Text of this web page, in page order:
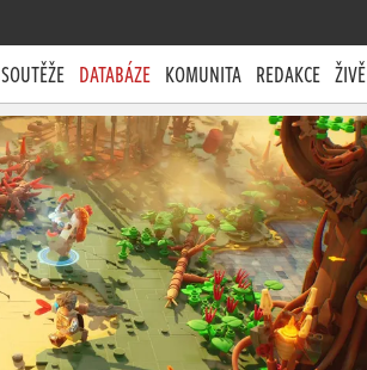
SOUTĚŽE DATABÁZE KOMUNITA REDAKCE ŽIVĚ